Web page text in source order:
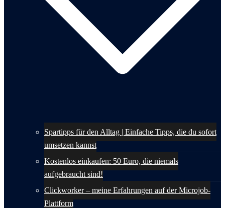
Spartipps für den Alltag | Einfache Tipps, die du sofort
umsetzen kannst
Kostenlos einkaufen: 50 Euro, die niemals
aufgebraucht sind!
Clickworker – meine Erfahrungen auf der Microjob-
Plattform